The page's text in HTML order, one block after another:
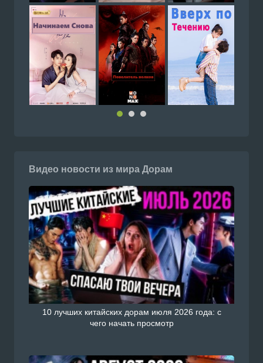
Видео новости из мира Дорам
10 лучших китайских дорам июля 2026 года: с
чего начать просмотр